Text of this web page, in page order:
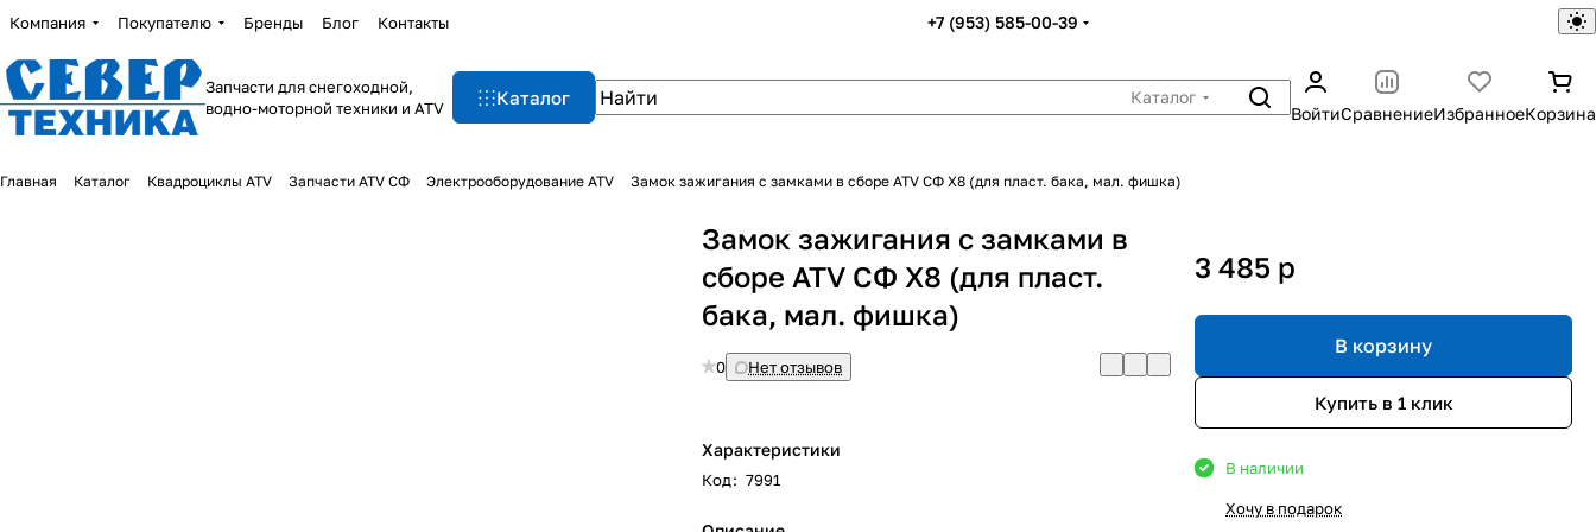
Компания Покупателю Бренды Блог Контакты +7 (953) 585-00-39
Запчасти для снегоходной,
водно-моторной техники и ATV
Каталог
Каталог
ВойтиСравнениеИзбранноеКорзина
Главная Каталог Квадроциклы ATV Запчасти ATV СФ Электрооборудование ATV Замок зажигания с замками в сборе ATV СФ X8 (для пласт. бака, мал. фишка)
Замок зажигания с замками в
сборе ATV СФ X8 (для пласт.
бака, мал. фишка)
0 Нет отзывов
Характеристики
Код: 7991
3 485 p
В корзину
Купить в 1 клик
В наличии
Хочу в подарок